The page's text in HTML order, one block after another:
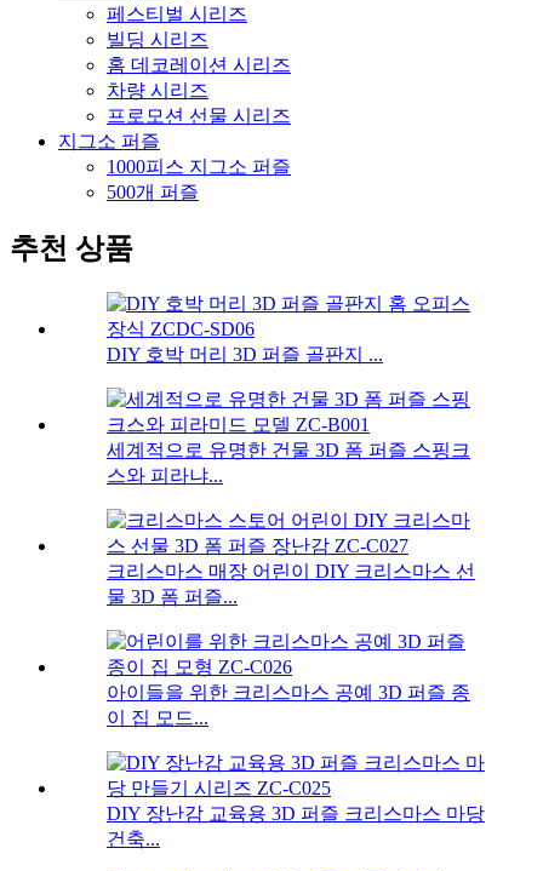
페스티벌 시리즈
빌딩 시리즈
홈 데코레이션 시리즈
차량 시리즈
프로모션 선물 시리즈
지그소 퍼즐
1000피스 지그소 퍼즐
500개 퍼즐
추천 상품
DIY 호박 머리 3D 퍼즐 골판지 ...
세계적으로 유명한 건물 3D 폼 퍼즐 스핑크
스와 피라냐...
크리스마스 매장 어린이 DIY 크리스마스 선
물 3D 폼 퍼즐...
아이들을 위한 크리스마스 공예 3D 퍼즐 종
이 집 모드...
DIY 장난감 교육용 3D 퍼즐 크리스마스 마당
건축...